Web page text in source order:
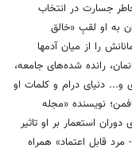
جسارت در انتخاب
به او لقبِ «خالق
را از میان آدمها
رانده شده‌های جامعه،
و... دنیای درام و کلمات او
نویسنده «مجله
استعمار بر او تاثیر
قابل اعتماد» همراه